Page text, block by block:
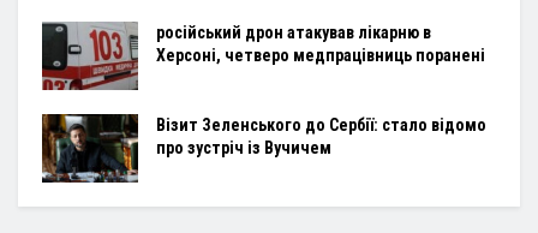
російський дрон атакував лікарню в
Херсоні, четверо медпрацівниць поранені
Візит Зеленського до Сербії: стало відомо
про зустріч із Вучичем